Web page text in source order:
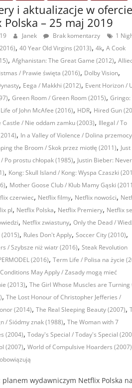
i aktualizacje w ofercie
Polska – 25 maj 2019
Janek Brak komentarzy
1
, 40 Year Old Virgins (2013), 4k, A Cook
, Afghanistan: The Great Game (2012),
/ Prawie święta (2016), Dolby Vision,
, Eega / Makkhi (2012), Event Horizon /
, Green Room / Green Room (2015), Gringo:
of John McAfee (2016), HDR, Hired Gun
Castle / Nie oddam zamku (2003), Illegal / To
, In a Valley of Violence / Dolina przemocy
the Broom / Skok przez miotłę (2011),
Po prostu chłopak (1985), Justin Bieber:
, Kong: Skull Island / Kong: Wyspa Czaszki
, Mother Goose Club / Klub Mamy Gąski
czerwiec, Netflix filmy, Netflix nowości,
pl, Netflix Polska, Netflix Premiery, Netflix
, Netflix zwiastuny, Only the Dead /
, Rules Don't Apply, Soccer City (2010),
/ Szybsze niż wiatr (2016), Steak Revolution
(2016), Term Life / Polisa na życie
May Apply / Zasady mogą mieć
(2013), The Girl Whose Muscles are Turning
, The Lost Honour of Christopher Jefferies /
(2014), The Real Sleeping Beauty (2007),
/ Siódmy znak (1988), The Woman with 7
(2004), Today's Special / Today's Special
(2007), World of Compulsive Hoarders (2007)
planem wydawniczym Netflix Polska na